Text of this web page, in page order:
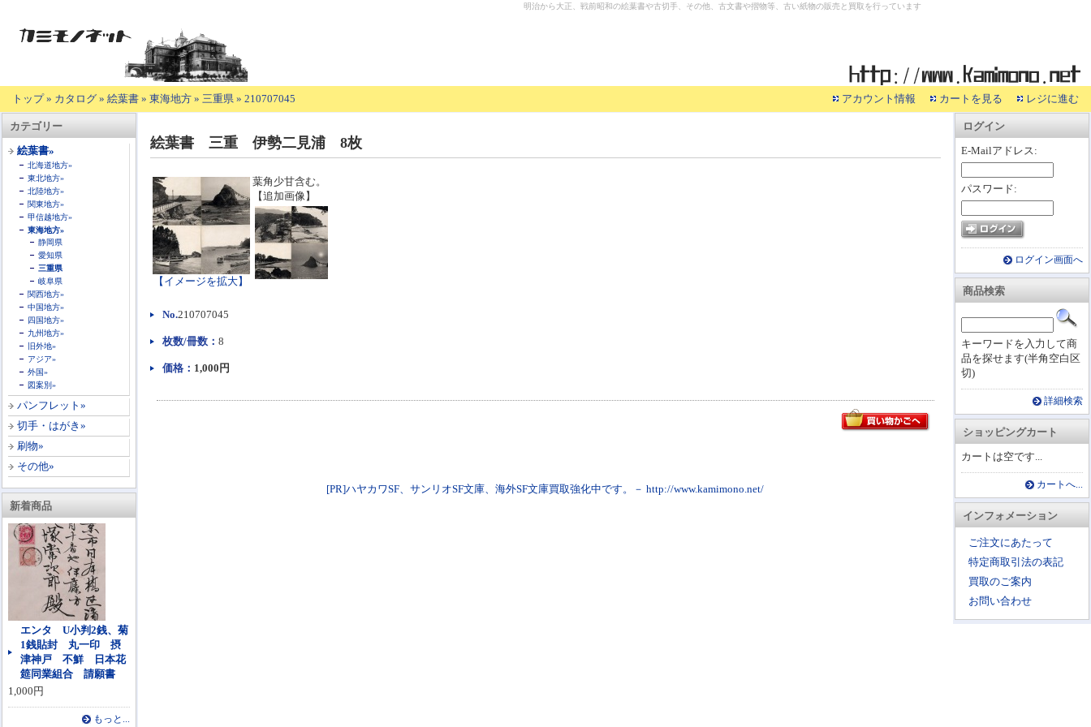
明治から大正、戦前昭和の絵葉書や古切手、その他、古文書や摺物等、古い紙物の販売と買取を行っています
トップ» カタログ » 絵葉書 » 東海地方 » 三重県 » 210707045 アカウント情報 カートを見る レジに進む
カテゴリー
絵葉書»
北海道地方»
東北地方»
北陸地方»
関東地方»
甲信越地方»
東海地方»
静岡県
愛知県
三重県
岐阜県
関西地方»
中国地方»
四国地方»
九州地方»
旧外地»
アジア»
外国»
図案別»
パンフレット»
切手・はがき»
刷物»
その他»
新着商品
エンタ U小判2銭、菊
1銭貼封 丸一印 摂
津神戸 不鮮 日本花
筵同業組合 請願書
1,000円
もっと...
ログイン
E-Mailアドレス:
パスワード:
ログイン画面へ
商品検索
キーワードを入力して商
品を探せます(半角空白区
切)
詳細検索
ショッピングカート
カートは空です...
カートへ...
インフォメーション
ご注文にあたって
特定商取引法の表記
買取のご案内
お問い合わせ
品
の
明】
絵葉書 三重 伊勢二見浦 8枚
【イメージを拡大】
葉角少甘含む。
【追加画像】
No.210707045
枚数/冊数： 8
価格： 1,000円
[PR]ハヤカワSF、サンリオSF文庫、海外SF文庫買取強化中です。－ http://www.kamimono.net/